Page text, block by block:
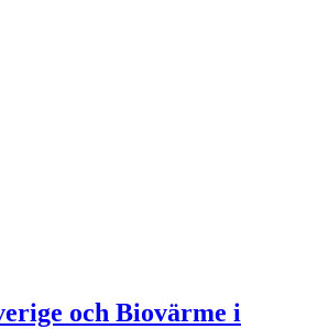
och Biovärme i